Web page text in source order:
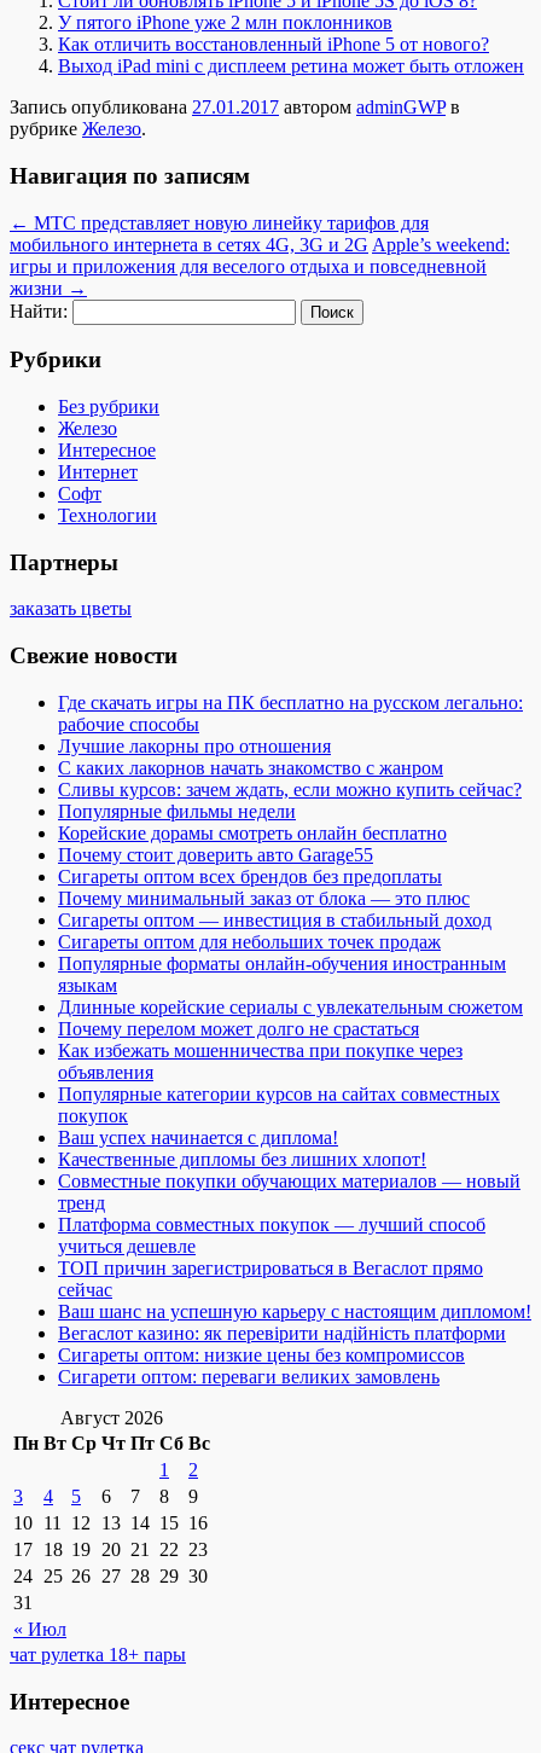
У пятого iPhone уже 2 млн поклонников
Как отличить восстановленный iPhone 5 от нового?
Выход iPad mini с дисплеем ретина может быть отложен
Запись опубликована 27.01.2017 автором adminGWPв
рубрике Железо.
Навигация по записям
← МТС представляет новую линейку тарифов для
мобильного интернета в сетях 4G, 3G и 2G Apple’s weekend:
игры и приложения для веселого отдыха и повседневной
жизни →
Найти:
Рубрики
Без рубрики
Железо
Интересное
Интернет
Софт
Технологии
Партнеры
заказать цветы
Свежие новости
Где скачать игры на ПК бесплатно на русском легально:
рабочие способы
Лучшие лакорны про отношения
С каких лакорнов начать знакомство с жанром
Сливы курсов: зачем ждать, если можно купить сейчас?
Популярные фильмы недели
Корейские дорамы смотреть онлайн бесплатно
Почему стоит доверить авто Garage55
Сигареты оптом всех брендов без предоплаты
Почему минимальный заказ от блока — это плюс
Сигареты оптом — инвестиция в стабильный доход
Сигареты оптом для небольших точек продаж
Популярные форматы онлайн-обучения иностранным
языкам
Длинные корейские сериалы с увлекательным сюжетом
Почему перелом может долго не срастаться
Как избежать мошенничества при покупке через
объявления
Популярные категории курсов на сайтах совместных
покупок
Ваш успех начинается с диплома!
Качественные дипломы без лишних хлопот!
Совместные покупки обучающих материалов — новый
тренд
Платформа совместных покупок — лучший способ
учиться дешевле
ТОП причин зарегистрироваться в Вегаслот прямо
сейчас
Ваш шанс на успешную карьеру с настоящим дипломом!
Вегаслот казино: як перевірити надійність платформи
Сигареты оптом: низкие цены без компромиссов
Сигарети оптом: переваги великих замовлень
Август 2026
Пн Вт Ср Чт Пт Сб Вс
« Июл
1
2
3
4 5 6 7 8
9
10 11 12 13 14 15 16
17 18 19 20 21 22 23
24 25 26 27 28 29 30
31
чат рулетка 18+ пары
Интересное
секс чат рулетка